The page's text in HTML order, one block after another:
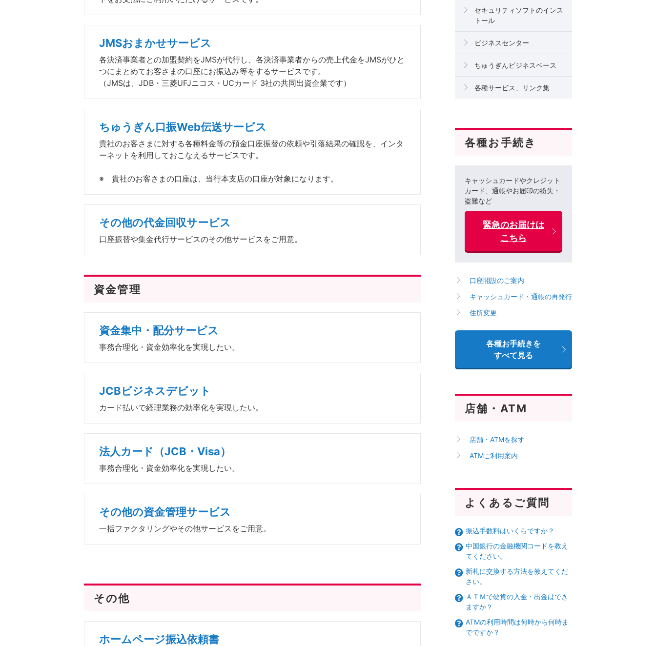
JMSおまかせサービス
各決済事業者との加盟契約をJMSが代行し、各決済事業者からの売上代金をJMSがひと
つにまとめてお客さまの口座にお振込み等をするサービスです。
（JMSは、JDB・三菱UFJニコス・UCカード 3社の共同出資企業です）
ちゅうぎん口振Web伝送サービス
貴社のお客さまに対する各種料金等の預金口座振替の依頼や引落結果の確認を、インタ
ーネットを利用しておこなえるサービスです。
※ 貴社のお客さまの口座は、当行本支店の口座が対象になります。
その他の代金回収サービス
口座振替や集金代行サービスのその他サービスをご用意。
資金管理
資金集中・配分サービス
事務合理化・資金効率化を実現したい。
JCBビジネスデビット
カード払いで経理業務の効率化を実現したい。
法人カード（JCB・Visa）
事務合理化・資金効率化を実現したい。
その他の資金管理サービス
一括ファクタリングやその他サービスをご用意。
その他
ホームページ振込依頼書
セキュリティソフトのインス
トール
ビジネスセンター
ちゅうぎんビジネスベース
各種サービス、リンク集
各種お手続き
キャッシュカードやクレジット
カード、通帳やお届印の紛失・
盗難など
緊急のお届けは
こちら
口座開設のご案内
キャッシュカード・通帳の再発行
住所変更
各種お手続きを
すべて見る
店舗・ATM
店舗・ATMを探す
ATMご利用案内
よくあるご質問
振込手数料はいくらですか？
中国銀行の金融機関コードを教え
てください。
新札に交換する方法を教えてくだ
さい。
ＡＴＭで硬貨の入金・出金はでき
ますか？
ATMの利用時間は何時から何時ま
でですか？